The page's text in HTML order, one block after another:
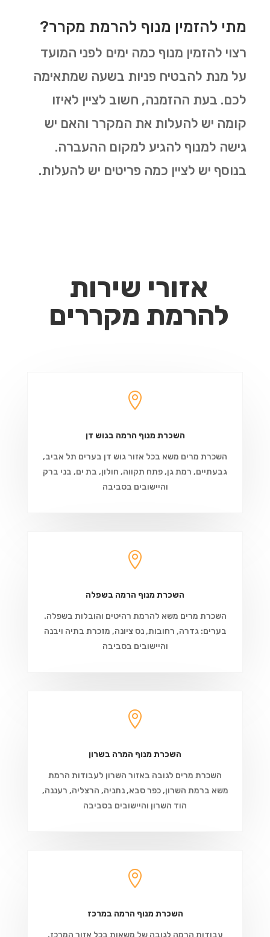
מתי להזמין מנוף להרמת מקרר?
רצוי להזמין מנוף כמה ימים לפני המועד
על מנת להבטיח פניות בשעה שמתאימה
לכם. בעת ההזמנה, חשוב לציין לאיזו
קומה יש להעלות את המקרר והאם יש
גישה למנוף להגיע למקום ההעברה.
בנוסף יש לציין כמה פריטים יש להעלות.
אזורי שירות
להרמת מקררים

השכרת מנוף הרמה בגוש דן
השכרת מרים משא בכל אזור גוש דן בערים תל אביב,
גבעתיים, רמת גן, פתח תקווה, חולון, בת ים, בני ברק
והיישובים בסביבה

השכרת מנוף הרמה בשפלה
השכרת מרים משא להרמת רהיטים והובלות בשפלה.
בערים: גדרה, רחובות, נס ציונה, מזכרת בתיה ויבנה
והיישובים בסביבה

השכרת מנוף המרה בשרון
השכרת מרים לגובה באזור השרון לעבודות הרמת
משא ברמת השרון, כפר סבא, נתניה, הרצליה, רעננה,
הוד השרון והיישובים בסביבה

השכרת מנוף הרמה במרכז